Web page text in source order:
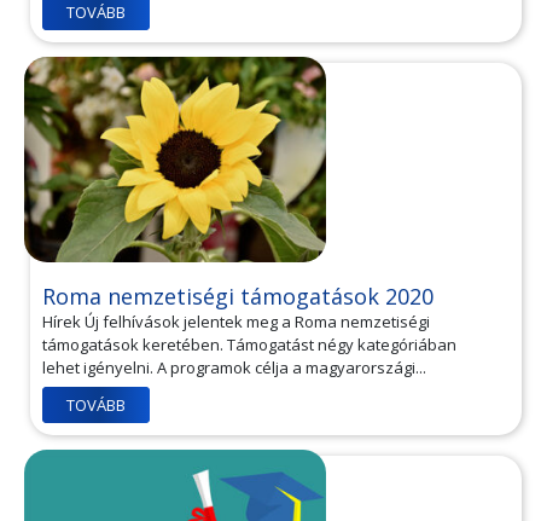
TOVÁBB
Roma nemzetiségi támogatások 2020
Hírek Új felhívások jelentek meg a Roma nemzetiségi
támogatások keretében. Támogatást négy kategóriában
lehet igényelni. A programok célja a magyarországi...
TOVÁBB